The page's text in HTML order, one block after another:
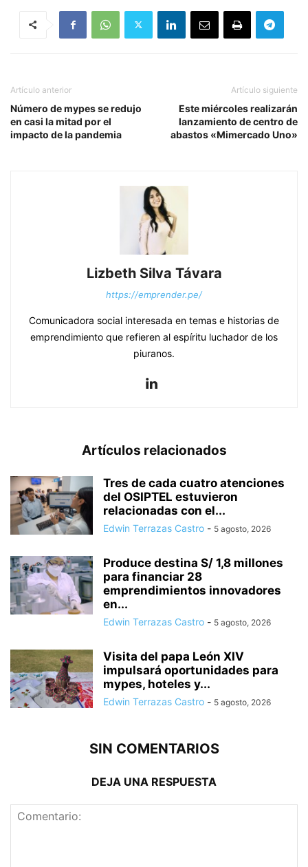
Artículo anterior
Número de mypes se redujo
en casi la mitad por el
impacto de la pandemia
Artículo siguiente
Este miércoles realizarán
lanzamiento de centro de
abastos «Mimercado Uno»
Lizbeth Silva Távara
https://emprender.pe/
Comunicadora social interesada en temas e historias de
emprendimiento que refieren al espíritu luchador de los
piuranos.
Artículos relacionados
Tres de cada cuatro atenciones
del OSIPTEL estuvieron
relacionadas con el...
Edwin Terrazas Castro - 5 agosto, 2026
Produce destina S/ 1,8 millones
para financiar 28
emprendimientos innovadores
en...
Edwin Terrazas Castro - 5 agosto, 2026
Visita del papa León XIV
impulsará oportunidades para
mypes, hoteles y...
Edwin Terrazas Castro - 5 agosto, 2026
SIN COMENTARIOS
DEJA UNA RESPUESTA